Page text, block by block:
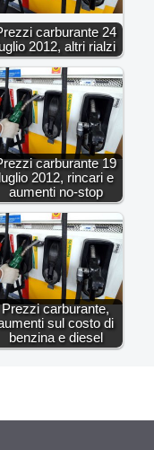
carburante 24
2012, altri rialzi
carburante 19
luglio 2012, rincari e
aumenti no-stop
Prezzi carburante,
sul costo di
benzina e diesel